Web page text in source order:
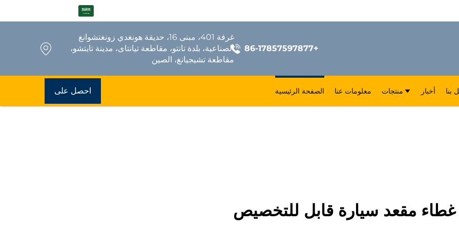
+86-17857597877
غرفة 401، مبنى 16، حديقة هونغدي زونغتشوانغ
الصناعية، بلدة تانتو، مقاطعة تيانتاى، مدينة تايتشو،
مقاطعة تشيجيانغ، الصين
الصفحة الرئيسية معلومات عنا منتجات أخبار بنا احصل على
غطاء مقعد سيارة قابل للتخصيص